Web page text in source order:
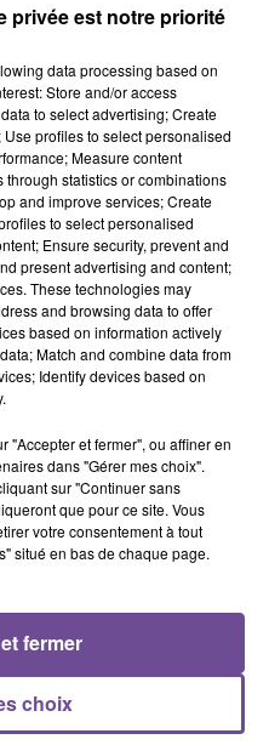
recherche un
(H/F).
un assistant administratif
dans le bon
Votre capacité,
et à assurer le secrétariat
communication fluide et
l'organisation, facilitant les
ses missions. Ce poste
de journée.
privée est notre priorité
data processing based on
Store and/or access
to select advertising; Create
profiles to select personalised
Measure content
statistics or combinations
and improve services; Create
to select personalised
Ensure security, prevent and
present advertising and content;
These technologies may
and browsing data to offer
based on information actively
Match and combine data from
Identify devices based on
"Accepter et fermer", ou affiner en
dans "Gérer mes choix".
sur "Continuer sans
que pour ce site. Vous
votre consentement à tout
situé en bas de chaque page.
choix
fermer